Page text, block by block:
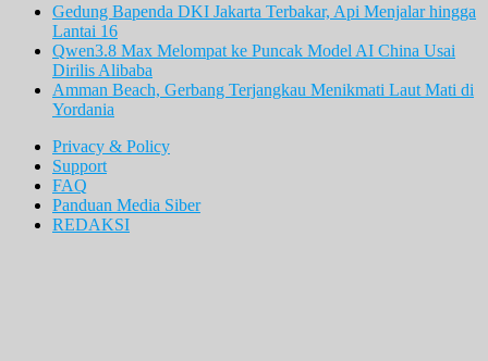
Gedung Bapenda DKI Jakarta Terbakar, Api Menjalar hingga
Lantai 16
Qwen3.8 Max Melompat ke Puncak Model AI China Usai
Dirilis Alibaba
Amman Beach, Gerbang Terjangkau Menikmati Laut Mati di
Yordania
Privacy & Policy
Support
FAQ
Panduan Media Siber
REDAKSI